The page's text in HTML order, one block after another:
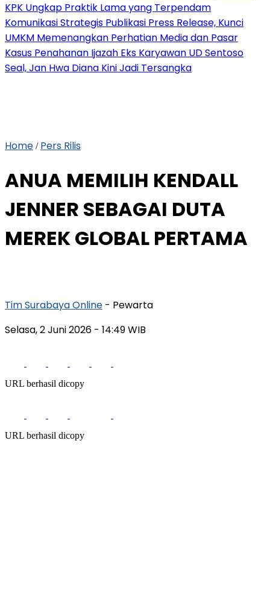
KPK Ungkap Praktik Lama yang Terpendam
Komunikasi Strategis Publikasi Press Release, Kunci
UMKM Memenangkan Perhatian Media dan Pasar
Kasus Penahanan Ijazah Eks Karyawan UD Sentoso
Seal, Jan Hwa Diana Kini Jadi Tersangka
Home / Pers Rilis
ANUA MEMILIH KENDALL
JENNER SEBAGAI DUTA
MEREK GLOBAL PERTAMA
Tim Surabaya Online - Pewarta
Selasa, 2 Juni 2026 - 14:49 WIB
URL berhasil dicopy
URL berhasil dicopy